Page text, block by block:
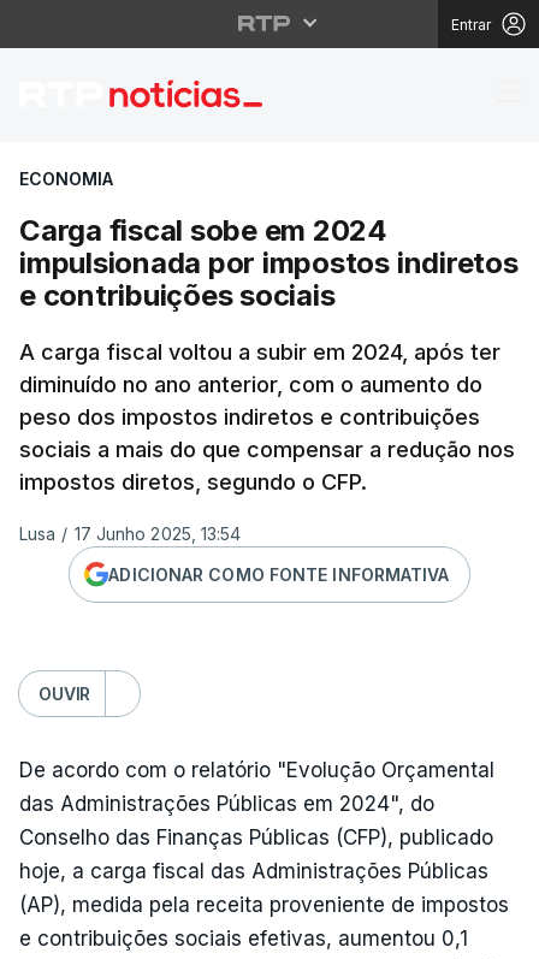
Entrar
Carga fiscal sobe em
ECONOMIA
Carga fiscal sobe em 2024
impulsionada por impostos indiretos
e contribuições sociais
A carga fiscal voltou a subir em 2024, após ter
diminuído no ano anterior, com o aumento do
peso dos impostos indiretos e contribuições
sociais a mais do que compensar a redução nos
impostos diretos, segundo o CFP.
Lusa / 17 Junho 2025, 13:54
ADICIONAR COMO FONTE INFORMATIVA
OUVIR
De acordo com o relatório "Evolução Orçamental
das Administrações Públicas em 2024", do
Conselho das Finanças Públicas (CFP), publicado
hoje, a carga fiscal das Administrações Públicas
(AP), medida pela receita proveniente de impostos
e contribuições sociais efetivas, aumentou 0,1